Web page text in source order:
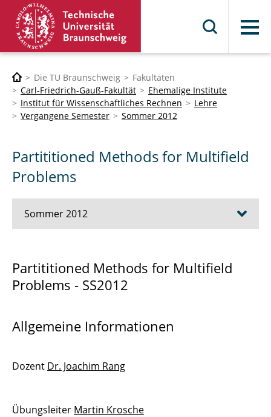
Menü
Die TU Braunschweig
Fakultäten
Carl-Friedrich-Gauß-Fakultät
Ehemalige Institute
Institut für Wissenschaftliches Rechnen
Lehre
Vergangene Semester
Sommer 2012
Partititioned Methods for Multifield
Problems
Sommer 2012
Partititioned Methods for Multifield Problems
Praktikum Wissenschaftliches Rechnen
Fortgeschrittene Methoden für ODEs und
Seminar zum Wissenschaftlichen Rechnen
Partititioned Methods for Multifield
Problems - SS2012
Allgemeine Informationen
Dozent Dr. Joachim Rang
Übungsleiter Martin Krosche